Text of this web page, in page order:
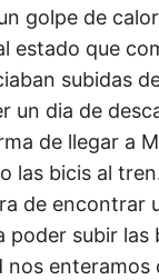
golpe de
estado que
subidas
un dia de
de llegar a
las bicis al
de encontrar
subir las
nos enteramos